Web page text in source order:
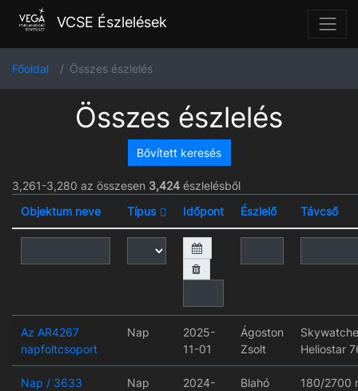
VCSE Észlelések
Főoldal Összes észlelés
Összes észlelés
Bővített keresés
3,261-3,280 az összesen 3,424 észlelésből
Objektum neve
Típus Időpont Észlelő Távcső
Az AR4267
napfoltcsoport
Nap
2025-
11-01
Ágoston
Zsolt
Heliostar
Nap / 3633
Nap
2024-
Blahó
180/2700